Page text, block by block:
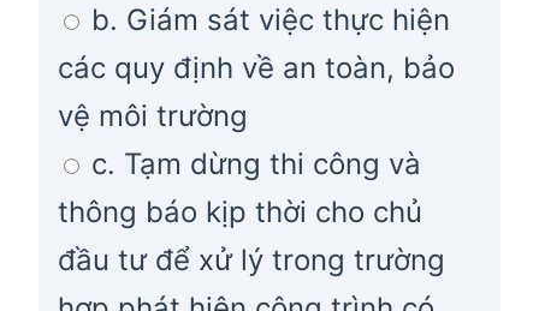
b. Giám sát việc thực hiện
các quy định về an toàn, bảo
vệ môi trường
c. Tạm dừng thi công và
thông báo kịp thời cho chủ
đầu tư để xử lý trong trường